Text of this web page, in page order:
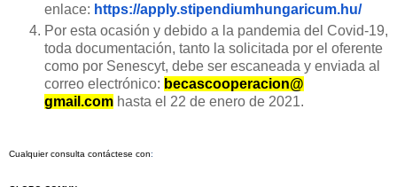
enlace: https://apply.stipendiumhungaricum.hu/
Por esta ocasión y debido a la pandemia del Covid-19,
toda documentación, tanto la solicitada por el oferente
como por Senescyt, debe ser escaneada y enviada al
correo electrónico: becascooperacion@
gmail.com hasta el 22 de enero de 2021.
Cualquier consulta contáctese con: